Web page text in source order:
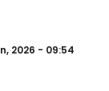
2026 - 09:54